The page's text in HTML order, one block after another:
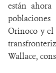
están
Orinoco y el
Wallace,